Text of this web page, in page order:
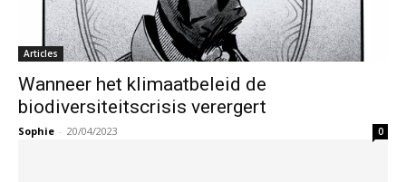
Articles
Wanneer het klimaatbeleid de
biodiversiteitscrisis verergert
Sophie - 20/04/2023 0